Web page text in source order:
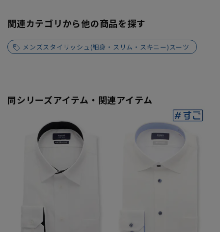
関連カテゴリから他の商品を探す
メンズスタイリッシュ(細身・スリム・スキニー)スーツ
同シリーズアイテム・関連アイテム